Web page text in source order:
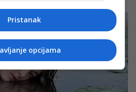
Pristanak
opcijama